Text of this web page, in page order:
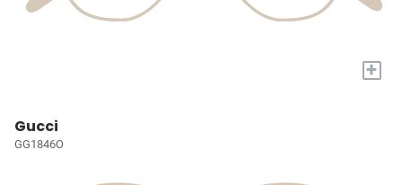
+
Gucci
GG1846O